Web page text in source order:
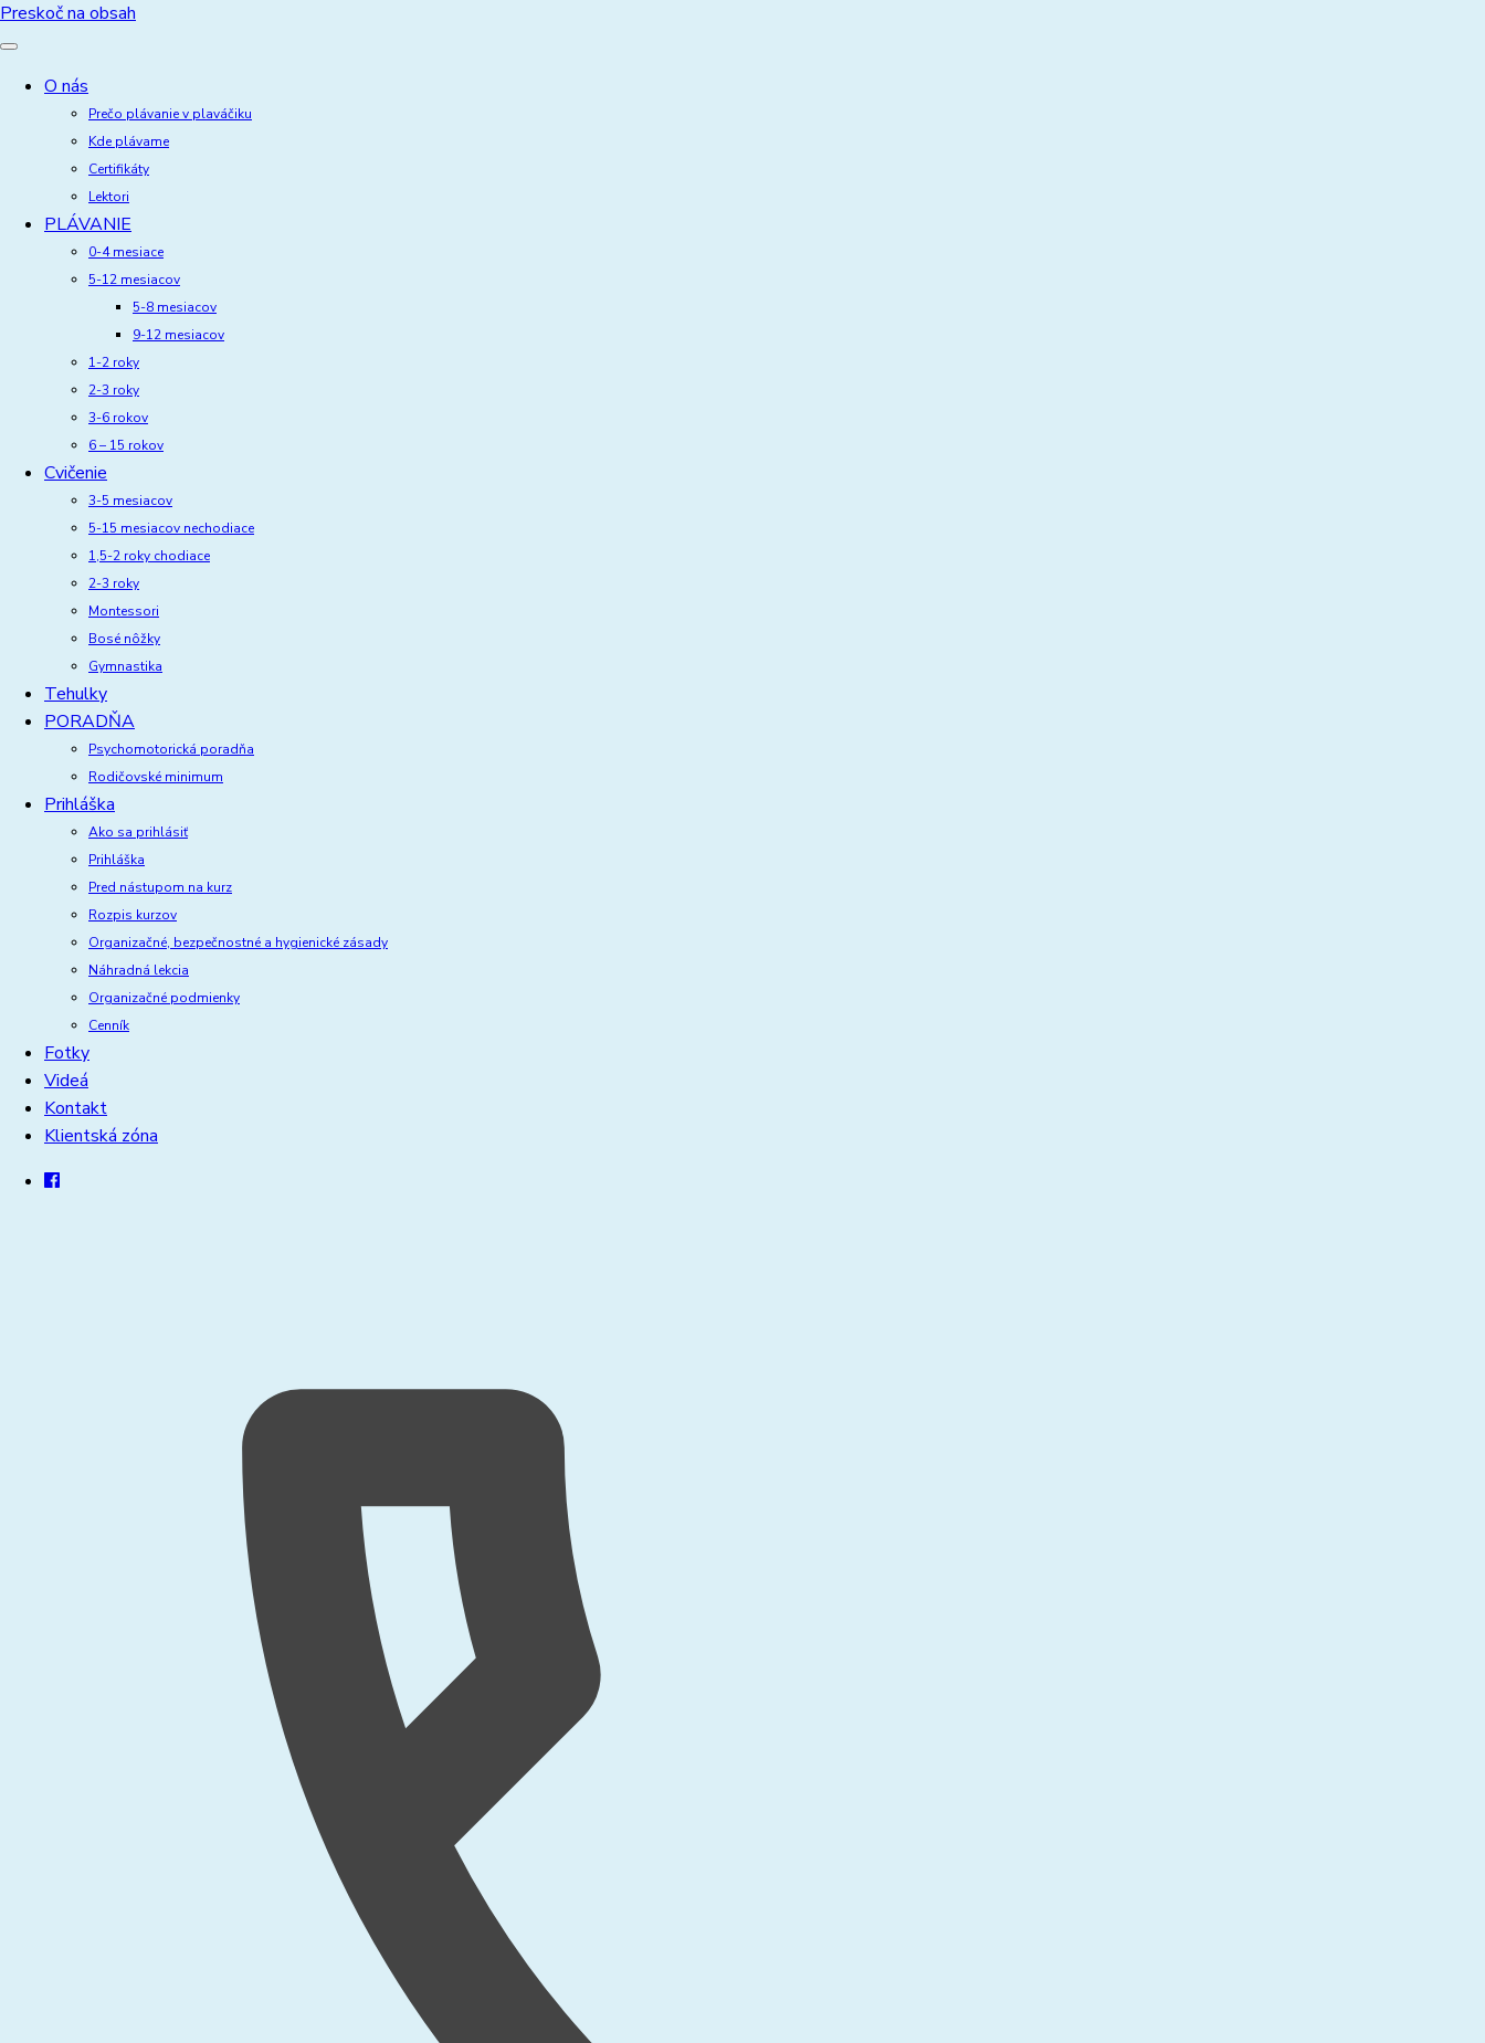
Preskoč na obsah
O nás
Prečo plávanie v plaváčiku
Kde plávame
Certifikáty
Lektori
PLÁVANIE
0-4 mesiace
5-12 mesiacov
5-8 mesiacov
9-12 mesiacov
1-2 roky
2-3 roky
3-6 rokov
6 – 15 rokov
Cvičenie
3-5 mesiacov
5-15 mesiacov nechodiace
1,5-2 roky chodiace
2-3 roky
Montessori
Bosé nôžky
Gymnastika
Tehulky
PORADŇA
Psychomotorická poradňa
Rodičovské minimum
Prihláška
Ako sa prihlásiť
Prihláška
Pred nástupom na kurz
Rozpis kurzov
Organizačné, bezpečnostné a hygienické zásady
Náhradná lekcia
Organizačné podmienky
Cenník
Fotky
Videá
Kontakt
Klientská zóna